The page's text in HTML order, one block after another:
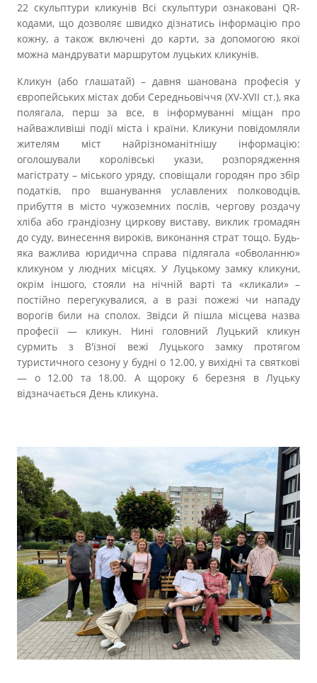
22 скульптури кликунів Всі скульптури ознаковані QR-
кодами, що дозволяє швидко дізнатись інформацію про
кожну, а також включені до карти, за допомогою якої
можна мандрувати маршрутом луцьких кликунів.
Кликун (або глашатай) – давня шанована професія у
європейських містах доби Середньовіччя (XV-XVIІ ст.), яка
полягала, перш за все, в інформуванні міщан про
найважливіші події міста і країни. Кликуни повідомляли
жителям міст найрізноманітнішу інформацію:
оголошували королівські укази, розпорядження
магістрату – міського уряду, сповіщали городян про збір
податків, про вшанування уславлених полководців,
прибуття в місто чужоземних послів, чергову роздачу
хліба або грандіозну циркову виставу, виклик громадян
до суду, винесення вироків, виконання страт тощо. Будь-
яка важлива юридична справа підлягала «обволанню»
кликуном у людних місцях. У Луцькому замку кликуни,
окрім іншого, стояли на нічній варті та «кликали» –
постійно перегукувалися, а в разі пожежі чи нападу
ворогів били на сполох. Звідси й пішла місцева назва
професії — кликун. Нині головний Луцький кликун
сурмить з В'їзної вежі Луцького замку протягом
туристичного сезону у будні о 12.00, у вихідні та святкові
— о 12.00 та 18.00. А щороку 6 березня в Луцьку
відзначається День кликуна.